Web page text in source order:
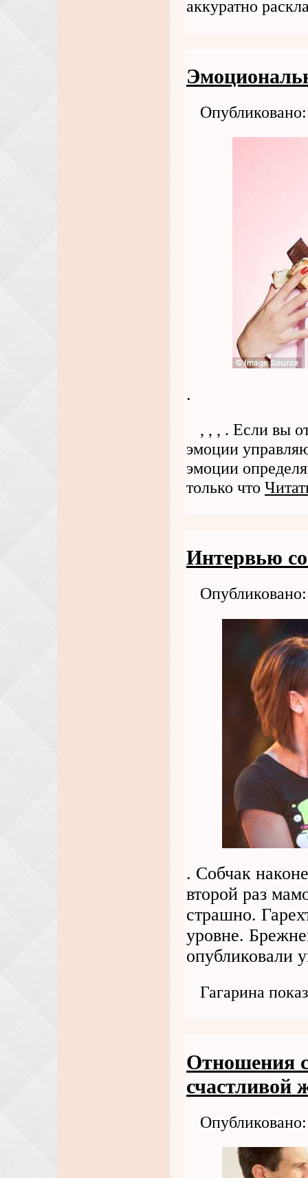
аккуратно
.
, , , . Если вы
эмоции
эмоции
только что
Интервью
. Собчак
второй раз
страшно.
уровне.
опубликовали
Гагарина
Отношения
счастливой